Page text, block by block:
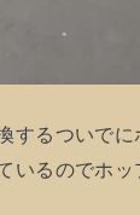
するついで
いるのでホ